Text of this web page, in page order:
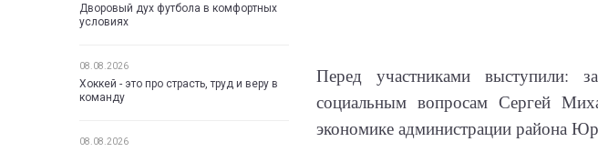
Дворовый дух футбола в комфортных
условиях
08.08.2026
Хоккей - это про страсть, труд и веру в
команду
08.08.2026
Перед участниками выступили:
социальным вопросам Сергей
экономике администрации района